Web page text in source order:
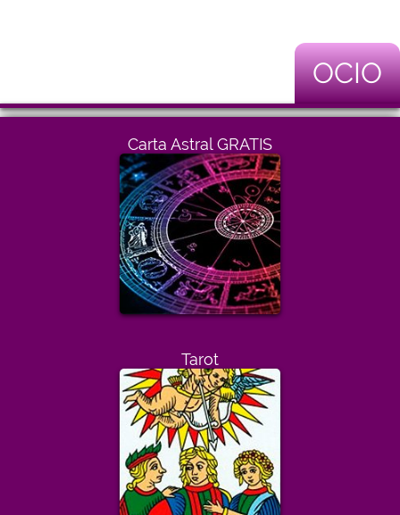
OCIO
Carta Astral GRATIS
Tarot